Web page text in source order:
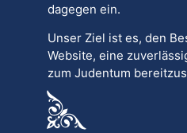
dagegen ein.
Unser Ziel ist es, den
Website, eine
zum Judentum